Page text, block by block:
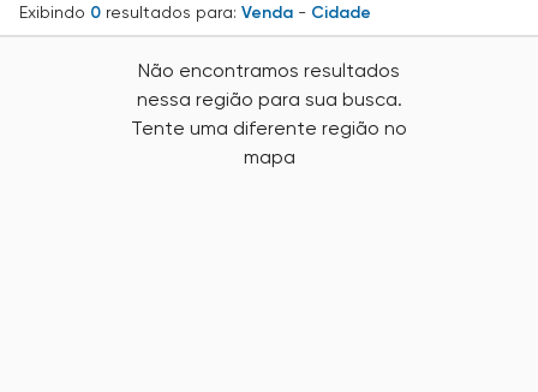
Exibindo 0 resultados para: Venda - Cidade
Não encontramos resultados
nessa região para sua busca.
Tente uma diferente região no
mapa